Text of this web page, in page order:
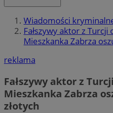
Wiadomości
Fałszywy aktor z Turcji
Mieszkanka Zabrza
reklama
Fałszywy aktor z
Mieszkanka Zabrza
złotych